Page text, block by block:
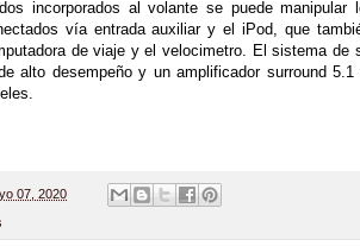
incorporados al volante se puede
vía entrada auxiliar y el iPod, que
de viaje y el velocimetro. El sistema de
alto desempeño y un amplificador surround
07, 2020